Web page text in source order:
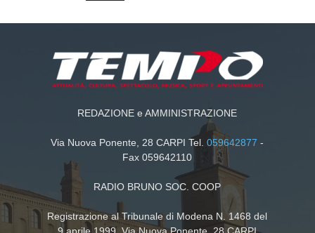
REDAZIONE e AMMINISTRAZIONE
Via Nuova Ponente, 28 CARPI Tel.059642877 -
Fax 059642110
RADIO BRUNO SOC. COOP
Registrazione al Tribunale di Modena N. 1468 del
9 aprile 1999. Via Nuova Ponente, 28 CARPI